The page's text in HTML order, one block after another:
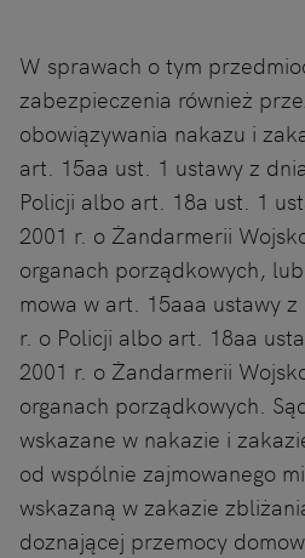
W sprawach o tym
zabezpieczenia również
obowiązywania nakazu i
art. 15aa ust. 1 ustawy z
Policji albo art. 18a ust. 1
2001 r. o Żandarmerii
organach porządkowych,
mowa w art. 15aaa ustawy
r. o Policji albo art. 18aa
2001 r. o Żandarmerii
organach porządkowych.
wskazane w nakazie i
od wspólnie zajmowanego
wskazaną w zakazie
doznającej przemocy